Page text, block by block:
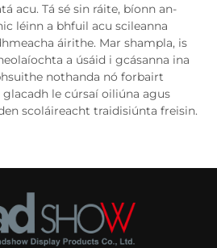
acu. Tá sé sin ráite, bíonn an-
léinn a bhfuil acu scileanna
áirithe. Mar shampla, is
a úsáid i gcásanna ina
nothanda nó forbairt
le cúrsaí oiliúna agus
scoláireacht traidisiúnta freisin.